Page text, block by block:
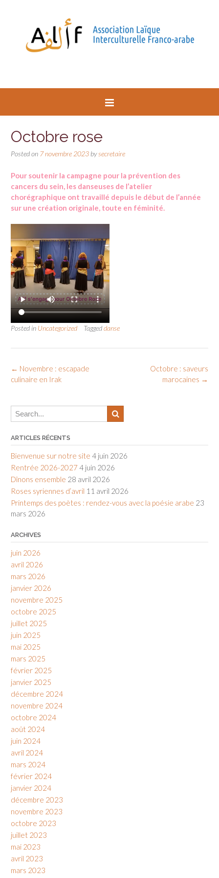
Octobre rose
Posted on 7 novembre 2023 bysecretaire
Pour soutenir la campagne pour la prévention des
cancers du sein, les danseuses de l’atelier
chorégraphique ont travaillé depuis le début de l’année
sur une création originale, toute en féminité.
Posted in Uncategorized Taggeddanse
Post
navigation
Octobre : saveurs
marocaines →
← Novembre : escapade
culinaire en Irak
ARTICLES RÉCENTS
Bienvenue sur notre site 4 juin 2026
Rentrée 2026-2027 4 juin 2026
Dînons ensemble 28 avril 2026
Roses syriennes d’avril 11 avril 2026
Printemps des poètes : rendez-vous avec la poésie arabe 23
mars 2026
ARCHIVES
juin 2026
avril 2026
mars 2026
janvier 2026
novembre 2025
octobre 2025
juillet 2025
juin 2025
mai 2025
mars 2025
février 2025
janvier 2025
décembre 2024
novembre 2024
octobre 2024
août 2024
juin 2024
avril 2024
mars 2024
février 2024
janvier 2024
décembre 2023
novembre 2023
octobre 2023
juillet 2023
mai 2023
avril 2023
mars 2023